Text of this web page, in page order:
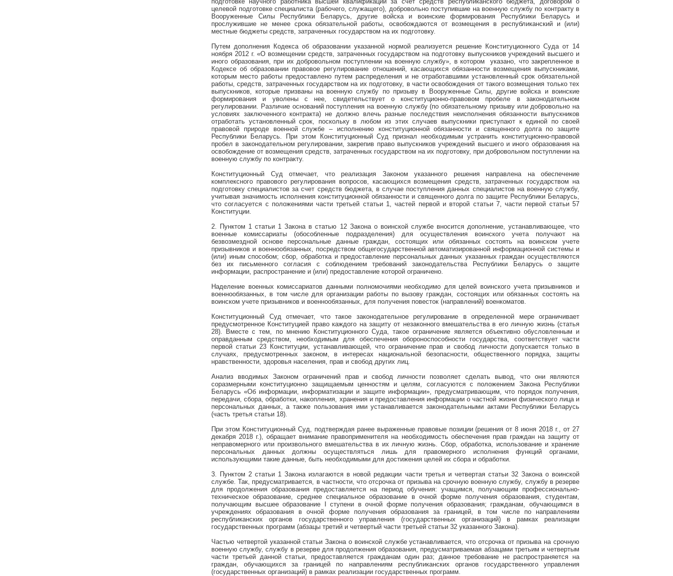
целевой подготовке специалиста (рабочего, служащего), добровольно поступившие на военную службу по контракту в
Вооруженные Силы Республики Беларусь, другие войска и воинские формирования Республики Беларусь и
прослужившие не менее срока обязательной работы, освобождаются от возмещения в республиканский и (или)
местные бюджеты средств, затраченных государством на их подготовку.
Путем дополнения Кодекса об образовании указанной нормой реализуется решение Конституционного Суда от 14
ноября 2012 г. «О возмещении средств, затраченных государством на подготовку выпускников учреждений высшего и
иного образования, при их добровольном поступлении на военную службу», в котором указано, что закрепленное в
Кодексе об образовании правовое регулирование отношений, касающихся обязанности возмещения выпускниками,
которым место работы предоставлено путем распределения и не отработавшими установленный срок обязательной
работы, средств, затраченных государством на их подготовку, в части освобождения от такого возмещения только тех
выпускников, которые призваны на военную службу по призыву в Вооруженные Силы, другие войска и воинские
формирования и уволены с нее, свидетельствует о конституционно-правовом пробеле в законодательном
регулировании. Различие оснований поступления на военную службу (по обязательному призыву или добровольно на
условиях заключенного контракта) не должно влечь разные последствия неисполнения обязанности выпускников
отработать установленный срок, поскольку в любом из этих случаев выпускники приступают к единой по своей
правовой природе военной службе – исполнению конституционной обязанности и священного долга по защите
Республики Беларусь. При этом Конституционный Суд признал необходимым устранить конституционно-правовой
пробел в законодательном регулировании, закрепив право выпускников учреждений высшего и иного образования на
освобождение от возмещения средств, затраченных государством на их подготовку, при добровольном поступлении на
военную службу по контракту.
Конституционный Суд отмечает, что реализация Законом указанного решения направлена на обеспечение
комплексного правового регулирования вопросов, касающихся возмещения средств, затраченных государством на
подготовку специалистов за счет средств бюджета, в случае поступления данных специалистов на военную службу,
учитывая значимость исполнения конституционной обязанности и священного долга по защите Республики Беларусь,
что согласуется с положениями части третьей статьи 1, частей первой и второй статьи 7, части первой статьи 57
Конституции.
2. Пунктом 1 статьи 1 Закона в статью 12 Закона о воинской службе вносится дополнение, устанавливающее, что
военные комиссариаты (обособленные подразделения) для осуществления воинского учета получают на
безвозмездной основе персональные данные граждан, состоящих или обязанных состоять на воинском учете
призывников и военнообязанных, посредством общегосударственной автоматизированной информационной системы и
(или) иным способом; сбор, обработка и предоставление персональных данных указанных граждан осуществляются
без их письменного согласия с соблюдением требований законодательства Республики Беларусь о защите
информации, распространение и (или) предоставление которой ограничено.
Наделение военных комиссариатов данными полномочиями необходимо для целей воинского учета призывников и
военнообязанных, в том числе для организации работы по вызову граждан, состоящих илиобязанных состоять на
воинском учете призывников и военнообязанных, для получения повесток (направлений) военкоматов.
Конституционный Суд отмечает, что такое законодательное регулирование в определенной мере ограничивает
предусмотренное Конституцией право каждого на защиту от незаконного вмешательства в его личную жизнь (статья
28). Вместе с тем, по мнению Конституционного Суда, такое ограничение является объективно обусловленным и
оправданным средством, необходимым для обеспечения обороноспособности государства, соответствует части
первой статьи 23 Конституции, устанавливающей, что ограничение прав и свобод личности допускается только в
случаях, предусмотренных законом, в интересах национальной безопасности, общественного порядка, защиты
нравственности, здоровья населения, прав и свобод других лиц.
Анализ вводимых Законом ограничений прав и свобод личности позволяет сделать вывод, что они являются
соразмерными конституционно защищаемым ценностям и целям, согласуются с положением Закона Республики
Беларусь «Об информации, информатизации и защите информации», предусматривающим, что порядок получения,
передачи, сбора, обработки, накопления, хранения и предоставления информации о частной жизни физического лица и
персональных данных, а также пользования ими устанавливается законодательными актами Республики Беларусь
(часть третья статьи 18).
При этом Конституционный Суд, подтверждая ранее выраженные правовые позиции (решения от 8 июня 2018 г., от 27
декабря 2018 г.), обращает внимание правоприменителя на необходимость обеспечения прав граждан на защиту от
неправомерного или произвольного вмешательства в их личную жизнь. Сбор, обработка, использование и хранение
персональных данных должны осуществляться лишь для правомерного исполнения функций органами,
использующими такие данные, быть необходимыми для достижения целей их сбора и обработки.
3. Пунктом 2 статьи 1 Закона излагаются в новой редакции части третья и четвертая статьи 32 Закона о воинской
службе. Так, предусматривается, в частности, что отсрочка от призыва на срочную военную службу, службу в резерве
для продолжения образования предоставляется на период обучения: учащимся, получающим профессионально-
техническое образование, среднее специальное образование в очной форме получения образования, студентам,
получающим высшее образование I ступени в очной форме получения образования; гражданам, обучающимся в
учреждениях образования в очной форме получения образования за границей, в том числе по направлениям
республиканских органов государственного управления (государственных организаций) в рамках реализации
государственных программ (абзацы третий и четвертый части третьей статьи 32 указанного Закона).
Частью четвертой указанной статьи Закона о воинской службе устанавливается, что отсрочка от призыва на срочную
военную службу, службу в резерве для продолжения образования, предусматриваемая абзацами третьим и четвертым
части третьей данной статьи, предоставляется гражданам один раз; данное требование не распространяется на
граждан, обучающихся за границей по направлениям республиканских органов государственного управления
(государственных организаций) в рамках реализации государственных программ.